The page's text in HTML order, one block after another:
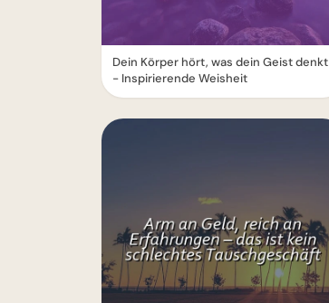
Dein Körper hört, was dein Geist denkt
- Inspirierende Weisheit